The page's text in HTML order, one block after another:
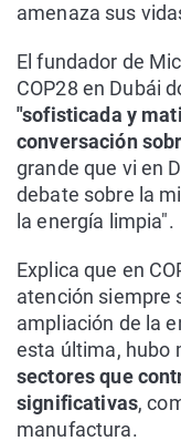
amenaza sus
El fundador de
COP28 en Dubái
"sofisticada y
conversación
grande que vi en
debate sobre la
la energía limpia".
Explica que en
atención siempre
ampliación de la
esta última, hubo
sectores que
significativas,
manufactura.